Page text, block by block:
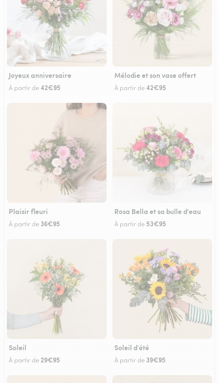
Joyeux anniversaire
À partir de42€95
Mélodie et son vase offert
À partir de42€95
Plaisir fleuri
À partir de 36€95
Rosa Bella et sa bulle d'eau
À partir de 53€95
Soleil
À partir de29€95
Soleil d'été
À partir de 39€95